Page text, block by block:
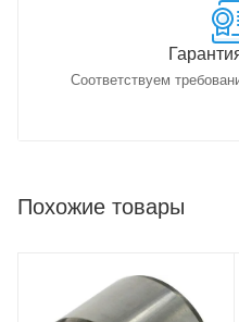
Соответствуем
Похожие товары